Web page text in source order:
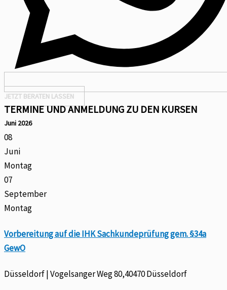
JETZT BERATEN LASSEN
TERMINE UND ANMELDUNG ZU DEN KURSEN
Juni 2026
08
Juni
Montag
07
September
Montag
Vorbereitung auf die IHK Sachkundeprüfung gem. §34a
GewO
Düsseldorf | Vogelsanger Weg 80,40470 Düsseldorf